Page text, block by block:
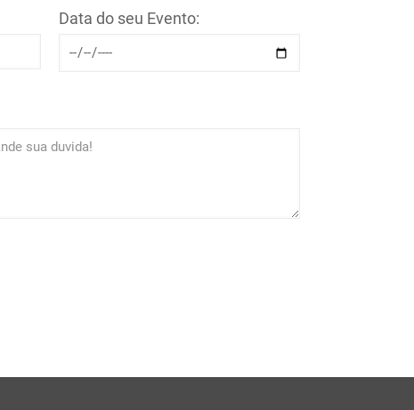
Data do seu Evento: